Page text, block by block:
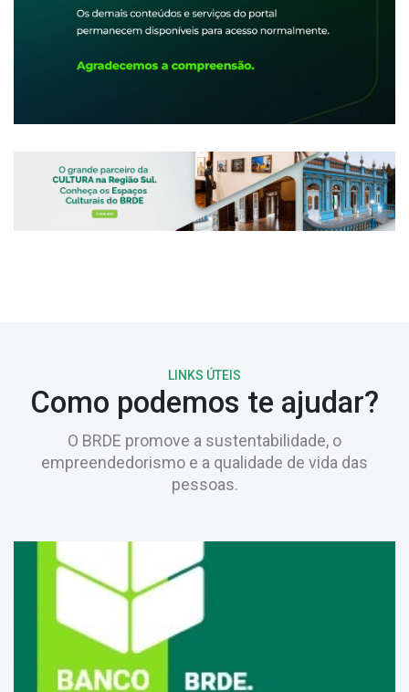
LINKS ÚTEIS
Como podemos te ajudar?
O BRDE promove a sustentabilidade, o
empreendedorismo e a qualidade de vida das
pessoas.